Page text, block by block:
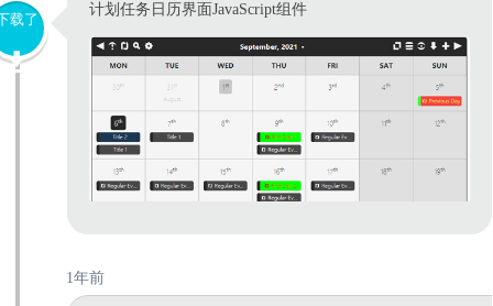
载了
计划任务日历界面JavaScript组件
1年前